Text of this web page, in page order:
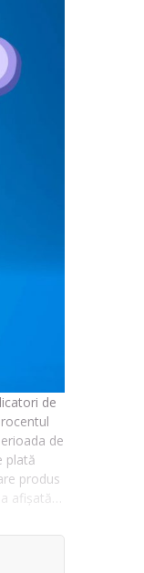
de
de
plată
produs
afișată…